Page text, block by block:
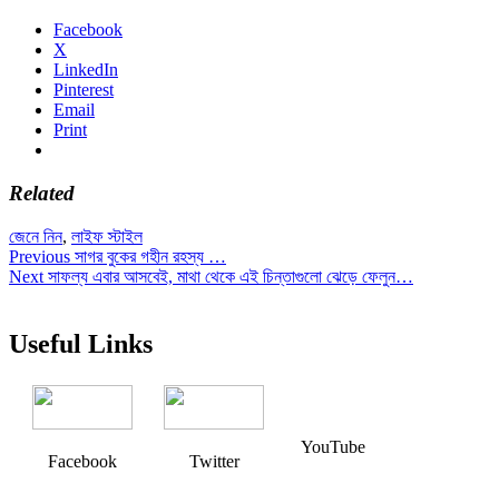
Facebook
X
LinkedIn
Pinterest
Email
Print
Related
জেনে নিন, লাইফ স্টাইল
Post
navigation
Previous Previous
post:
সাগর বুকের গহীন রহস্য …
Next Next
সাফল্য এবার আসবেই, মাথা থেকে এই চিন্তাগুলো ঝেড়ে ফেলুন…
Useful Links
Facebook Twitter
YouTube